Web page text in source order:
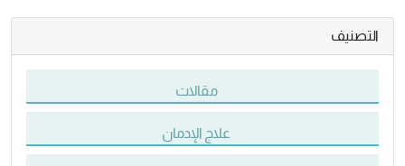
التصنيف
مقالات
علاج الإدمان